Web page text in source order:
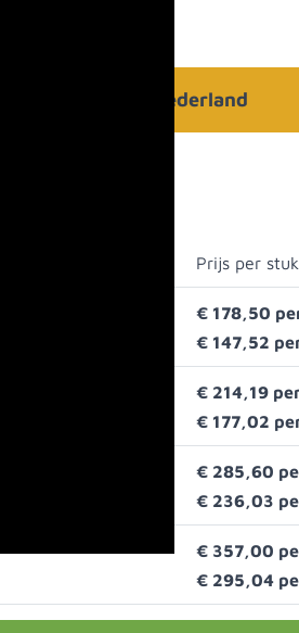
Bezorgen in heel Nederland
Prijs per stuk
€ 178,50
€ 147,52
€ 214,19
€ 177,02
€ 285,60
€ 236,03
€ 357,00
€ 295,04